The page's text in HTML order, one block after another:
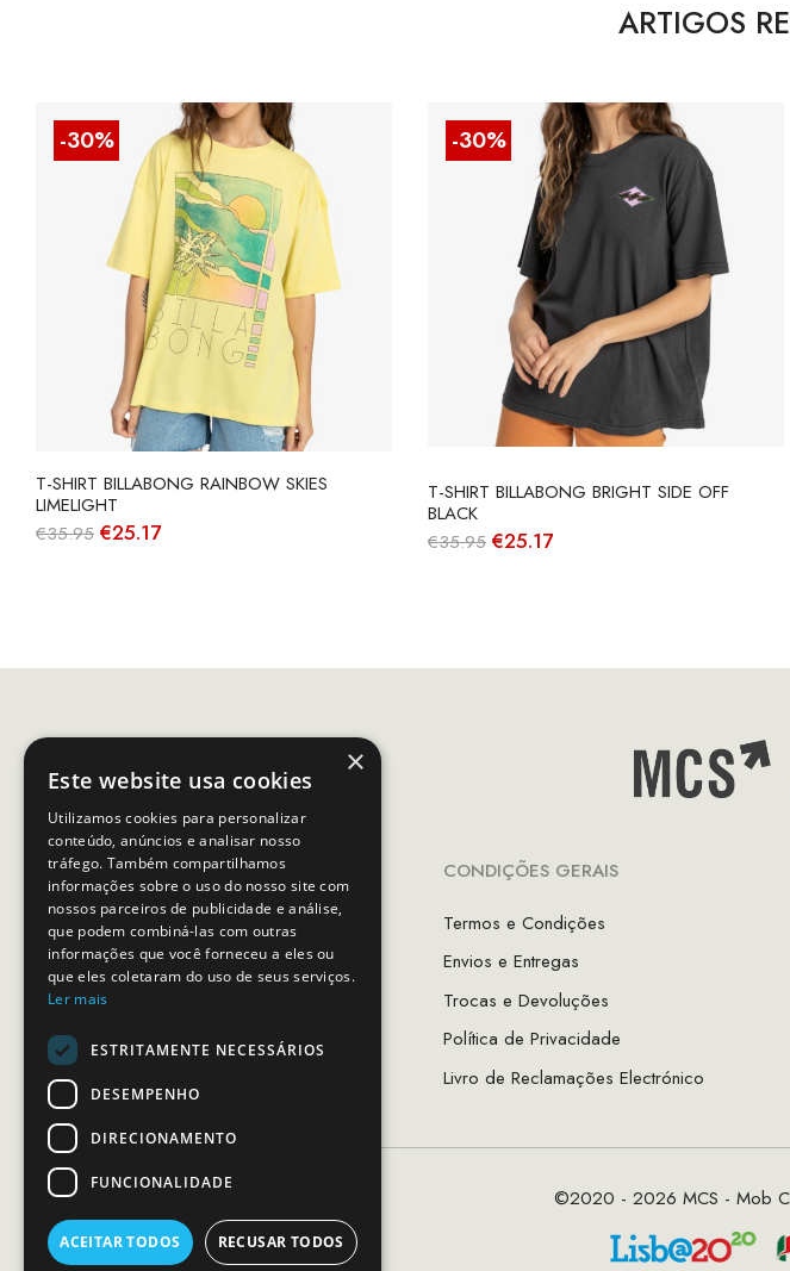
ARTIGOS
-30%
T-SHIRT BILLABONG RAINBOW SKIES
LIMELIGHT
€35.95 O
€25.17O
-30%
T-SHIRT BILLABONG BRIGHT SIDE OFF
BLACK
€35.95 O
€25.17O
INFORMAÇÕES
A Minha Conta
Favoritos
As Lojas MCS
Sobre Nós
Guia de Tamanhos
CONDIÇÕES GERAIS
Termos e Condições
Envios e Entregas
Trocas e Devoluções
Política de Privacidade
Livro de Reclamações Electrónico
©2020 - 2026 MCS - Mob
×
Este website usa cookies
Utilizamos cookies para personalizar
conteúdo, anúncios e analisar nosso
tráfego. Também compartilhamos
informações sobre o uso do nosso site com
nossos parceiros de publicidade e análise,
que podem combiná-las com outras
informações que você forneceu a eles ou
que eles coletaram do uso de seus serviços.
Ler mais
ESTRITAMENTE NECESSÁRIOS
DESEMPENHO
DIRECIONAMENTO
FUNCIONALIDADE
ACEITAR TODOS RECUSAR TODOS